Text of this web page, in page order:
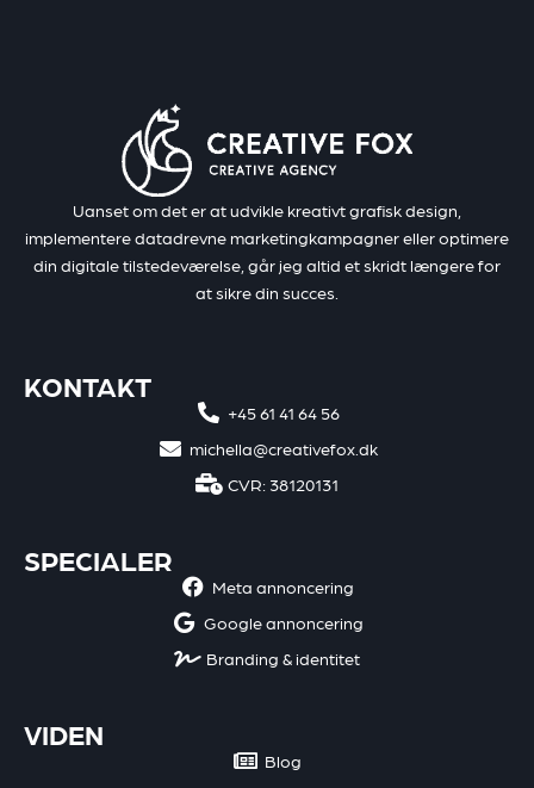
Uanset om det er at udvikle kreativt grafisk design,
implementere datadrevne marketingkampagner eller optimere
din digitale tilstedeværelse, går jeg altid et skridt længere for
at sikre din succes.
KONTAKT
+45 61 41 64 56
michella@creativefox.dk
CVR: 38120131
SPECIALER
Meta annoncering
Google annoncering
Branding & identitet
VIDEN
Blog